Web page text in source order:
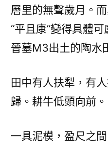
層里的無聲歲月。
“平且康”變得具體
晉墓M3出土的陶
田中有人扶犁，有
歸。耕牛低頭向前。
一具泥模，盈尺之